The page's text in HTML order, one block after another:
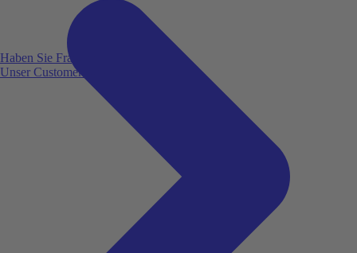
Haben Sie Fragen?
Unser Customer Service ist für Sie da!